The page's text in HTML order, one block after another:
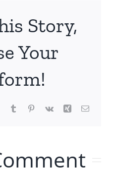
Story,
Your
TumblrPinterest
Vk Xing Email